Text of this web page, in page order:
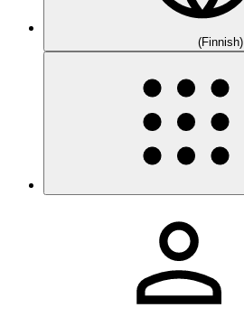
(Finnish)